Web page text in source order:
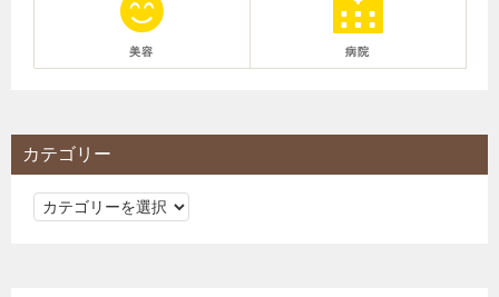
美容 病院
カテゴリー
カ